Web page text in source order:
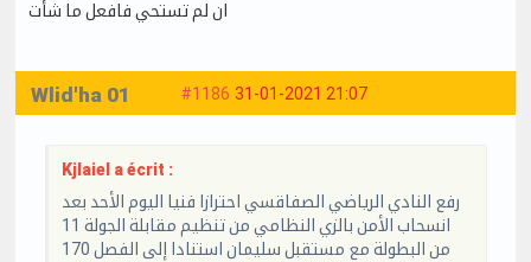
ان لم تستحي فافعل ما شأت
#1186 31-01-2021 21:07
Wlid'ha 01
Kjlaiel a écrit :
رفع النادي الرياضي الصفاقسي احترازا فنيا اليوم الأحد بعد
انسحاب الأمن بالزي النظامي من تنظيم مقابلة الجولة 11
من البطولة مع مستقبل سليمان استنادا إلى الفصل 170